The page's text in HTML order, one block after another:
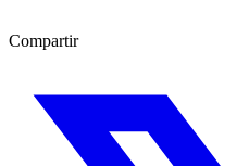
Compartir